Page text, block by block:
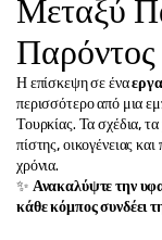
Μεταξύ
Παρόντος
Η επίσκεψη σε ένα
περισσότερο από μια
Τουρκίας. Τα σχέδια, τα
πίστης, οικογένειας
χρόνια.
✨ Ανακαλύψτε την
κάθε κόμπος συνδέει